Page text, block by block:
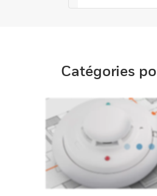
Catégories